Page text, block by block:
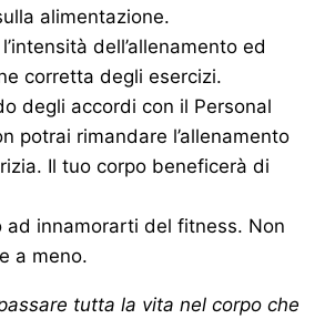
alimentazione.
dell’allenamento ed
corretta degli esercizi.
degli accordi con il Personal
potrai rimandare l’allenamento
Il tuo corpo beneficerà di
ad innamorarti del fitness. Non
a meno.
tutta la vita nel corpo che